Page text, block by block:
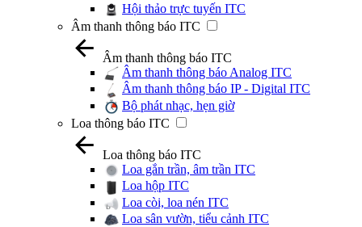
Hội thảo trực tuyến ITC
Âm thanh thông báo ITC
Âm thanh thông báo ITC
Âm thanh thông báo Analog ITC
Âm thanh thông báo IP - Digital ITC
Bộ phát nhạc, hẹn giờ
Loa thông báo ITC
Loa thông báo ITC
Loa gắn trần, âm trần ITC
Loa hộp ITC
Loa còi, loa nén ITC
Loa sân vườn, tiểu cảnh ITC